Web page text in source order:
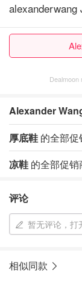
Dealmoon
Alexander
厚底鞋 的全部促
凉鞋 的全部促销
评论
暂无评论，打
相似同款